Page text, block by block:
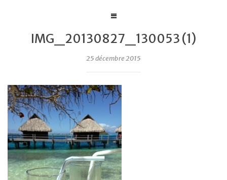
IMG_20130827_130053 (1)
25 décembre 2015